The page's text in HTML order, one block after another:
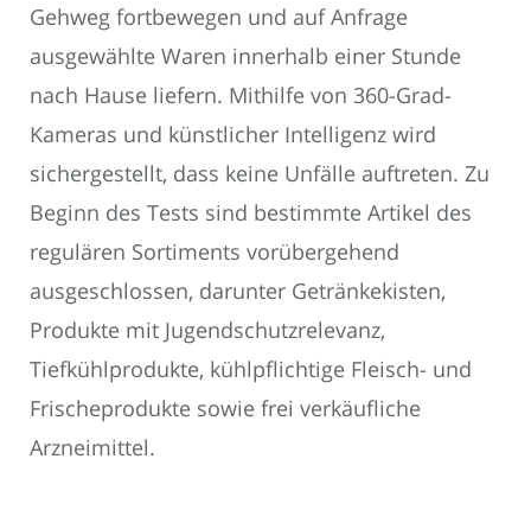
Gehweg fortbewegen und auf Anfrage
ausgewählte Waren innerhalb einer Stunde
nach Hause liefern. Mithilfe von 360-Grad-
Kameras und künstlicher Intelligenz wird
sichergestellt, dass keine Unfälle auftreten. Zu
Beginn des Tests sind bestimmte Artikel des
regulären Sortiments vorübergehend
ausgeschlossen, darunter Getränkekisten,
Produkte mit Jugendschutzrelevanz,
Tiefkühlprodukte, kühlpflichtige Fleisch- und
Frischeprodukte sowie frei verkäufliche
Arzneimittel.